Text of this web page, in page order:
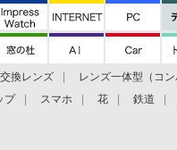
交換レンズ レンズ一体型（コン
プ スマホ 花 鉄道